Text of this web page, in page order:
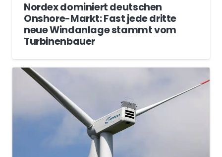
Nordex dominiert deutschen
Onshore-Markt: Fast jede dritte
neue Windanlage stammt vom
Turbinenbauer